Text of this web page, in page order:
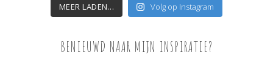
MEER LADEN... Volg op Instagram
BENIEUWD NAAR MIJN INSPIRATIE?